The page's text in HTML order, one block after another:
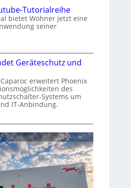
Tutorialreihe
bietet Wöhner jetzt eine
seiner
Geräteschutz und
erweitert Phoenix
des
Systems um
IT-Anbindung.